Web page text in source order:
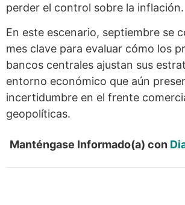
perder el control sobre la inflación.
En este escenario, septiembre se
mes clave para evaluar cómo los
bancos centrales ajustan sus
entorno económico que aún
incertidumbre en el frente
geopolíticas.
Manténgase Informado(a) con